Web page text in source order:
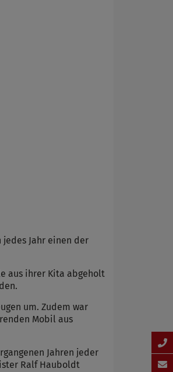
Jahr einen der
aus ihrer Kita abgeholt
um. Zudem war
Mobil aus
Jahren jeder
Ralf Hauboldt